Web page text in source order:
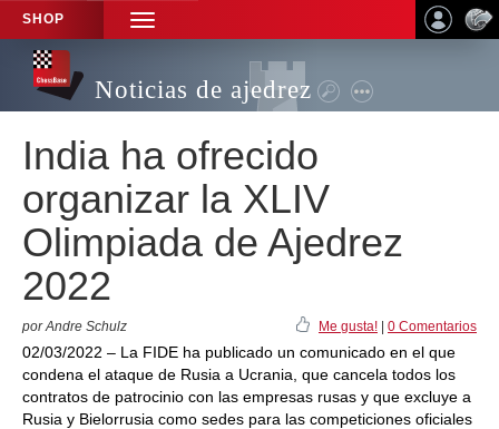
SHOP
TOGGLE
NAVIGATION
Noticias de ajedrez
India ha ofrecido
organizar la XLIV
Olimpiada de Ajedrez
2022
por Andre Schulz Me gusta! 0 Comentarios
02/03/2022 – La FIDE ha publicado un comunicado en el que
condena el ataque de Rusia a Ucrania, que cancela todos los
contratos de patrocinio con las empresas rusas y que excluye a
Rusia y Bielorrusia como sedes para las competiciones oficiales